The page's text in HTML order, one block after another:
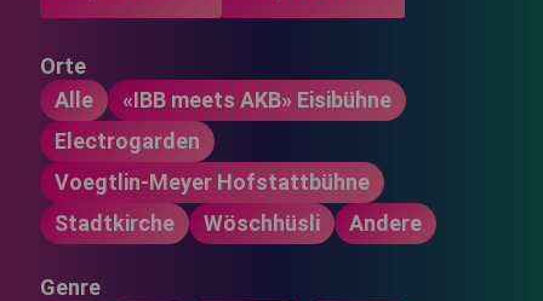
Orte
Alle
«IBB meets AKB» Eisibühne
Electrogarden
Voegtlin-Meyer Hofstattbühne
Stadtkirche
Wöschhüsli Andere
Genre